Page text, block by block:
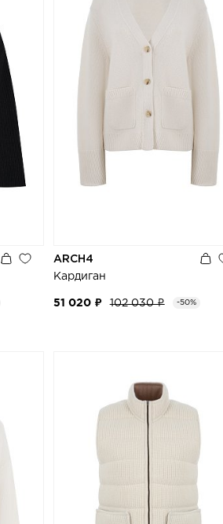
ARCH4
Кардиган
51 020 ₽ 102 030 ₽ -50%